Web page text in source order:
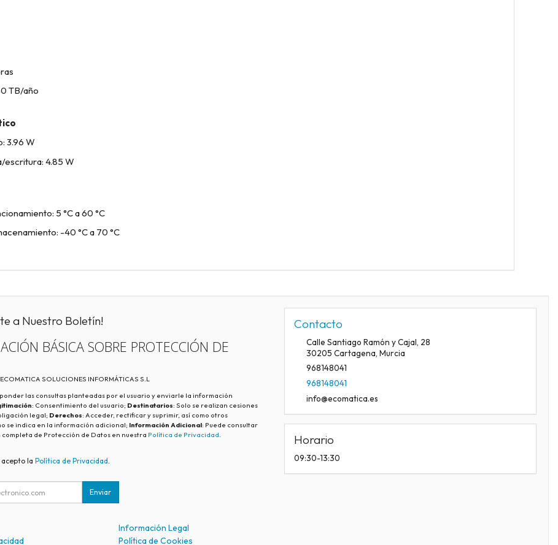
TB/año
3.96 W
escritura: 4.85 W
5 °C a 60 °C
-40 °C a 70 °C
a Nuestro Boletín!
BÁSICA SOBRE PROTECCIÓN DE
SOLUCIONES INFORMÁTICAS S.L
las consultas planteadas por el usuario y enviarle la información
: Consentimiento del usuario; Destinatarios: Solo se realizan cesiones
legal; Derechos: Acceder, rectificar y suprimir, así como otros
se indica en la información adicional; Información Adicional: Puede consultar
de Protección de Datos en nuestra Política de Privacidad.
la Política de Privacidad.
Enviar
Información Legal
Política de Cookies
Contacto
Calle Santiago Ramón y Cajal, 28
30205 Cartagena, Murcia
968148041
968148041
info@ecomatica.es
Horario
09:30-13:30